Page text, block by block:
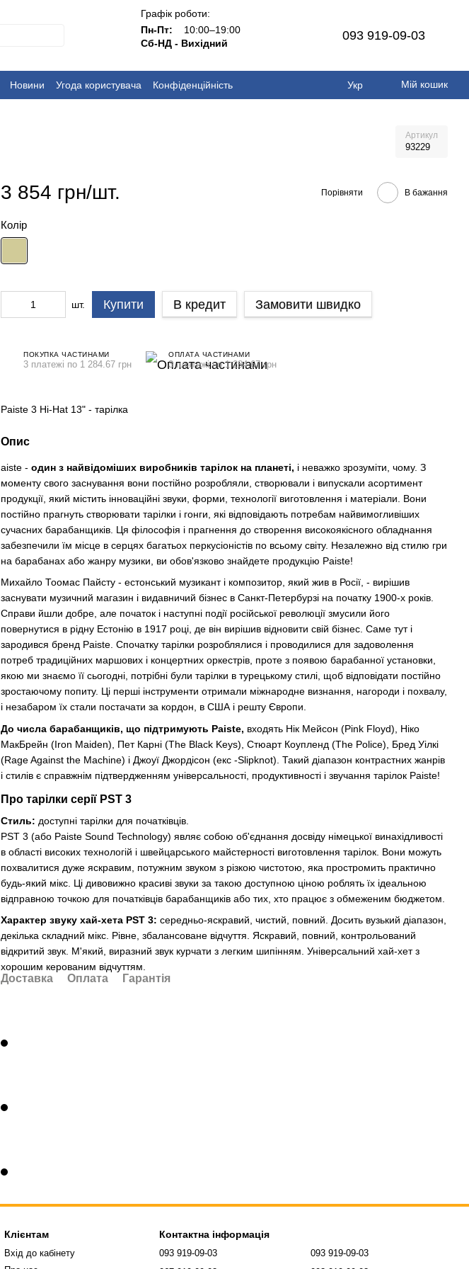
Графік роботи:
Пн-Пт: 10:00–19:00
Сб-НД - Вихідний
093 919-09-03
Новини Угода користувача Конфіденційність Укр Мій кошик
Артикул
93229
3 854 грн/шт. Порівняти В бажання
Колір
шт. Купити В кредит Замовити швидко
ПОКУПКА ЧАСТИНАМИ
3 платежі по 1 284.67 грн
ОПЛАТА ЧАСТИНАМИ
3 платежі по 1 284.67 грн
Paiste 3 Hi-Hat 13" - тарілка
Опис
aiste - один з найвідоміших виробників тарілок на планеті, і неважко зрозуміти, чому. З
моменту свого заснування вони постійно розробляли, створювали і випускали асортимент
продукції, який містить інноваційні звуки, форми, технології виготовлення і матеріали. Вони
постійно прагнуть створювати тарілки і гонги, які відповідають потребам найвимогливіших
сучасних барабанщиків. Ця філософія і прагнення до створення високоякісного обладнання
забезпечили їм місце в серцях багатьох перкусіоністів по всьому світу. Незалежно від стилю гри
на барабанах або жанру музики, ви обов'язково знайдете продукцію Paiste!
Михайло Тоомас Пайсту - естонський музикант і композитор, який жив в Росії, - вирішив
заснувати музичний магазин і видавничий бізнес в Санкт-Петербурзі на початку 1900-х років.
Справи йшли добре, але початок і наступні події російської революції змусили його
повернутися в рідну Естонію в 1917 році, де він вирішив відновити свій бізнес. Саме тут і
зародився бренд Paiste. Спочатку тарілки розроблялися і проводилися для задоволення
потреб традиційних маршових і концертних оркестрів, проте з появою барабанної установки,
якою ми знаємо її сьогодні, потрібні були тарілки в турецькому стилі, щоб відповідати постійно
зростаючому попиту. Ці перші інструменти отримали міжнародне визнання, нагороди і похвалу,
і незабаром їх стали постачати за кордон, в США і решту Європи.
До числа барабанщиків, що підтримують Paiste, входять Нік Мейсон (Pink Floyd), Ніко
МакБрейн (Iron Maiden), Пет Карні (The Black Keys), Стюарт Коупленд (The Police), Бред Уілкі
(Rage Against the Machine) і Джоуї Джордісон (екс -Slipknot). Такий діапазон контрастних жанрів
і стилів є справжнім підтвердженням універсальності, продуктивності і звучання тарілок Paiste!
Про тарілки серії PST 3
Стиль: доступні тарілки для початківців.
PST 3 (або Paiste Sound Technology) являє собою об'єднання досвіду німецької винахідливості
в області високих технологій і швейцарського майстерності виготовлення тарілок. Вони можуть
похвалитися дуже яскравим, потужним звуком з різкою чистотою, яка простромить практично
будь-який мікс. Ці дивовижно красиві звуки за такою доступною ціною роблять їх ідеальною
відправною точкою для початківців барабанщиків або тих, хто працює з обмеженим бюджетом.
Характер звуку хай-хета PST 3: середньо-яскравий, чистий, повний. Досить вузький діапазон,
декілька складний мікс. Рівне, збалансоване відчуття. Яскравий, повний, контрольований
відкритий звук. М'який, виразний звук курчати з легким шипінням. Універсальний хай-хет з
хорошим керованим відчуттям.
Доставка Оплата Гарантія
Клієнтам
Вхід до кабінету
Контактна інформація
093 919-09-03
093 919-09-03